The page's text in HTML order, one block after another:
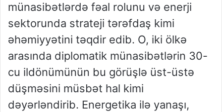
münasibətlərdə fəal rolunu və enerji
sektorunda strateji tərəfdaş kimi
əhəmiyyətini təqdir edib. O, iki ölkə
arasında diplomatik münasibətlərin 30-
cu ildönümünün bu görüşlə üst-üstə
düşməsini müsbət hal kimi
dəyərləndirib. Energetika ilə yanaşı,